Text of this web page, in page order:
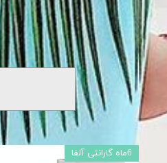
6ماه گارانتی آلفا